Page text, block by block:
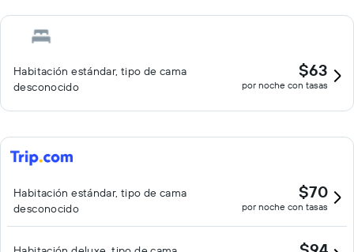
Habitación estándar, tipo de cama
desconocido
$63
por noche con tasas
Habitación estándar, tipo de cama
desconocido
$70
por noche con tasas